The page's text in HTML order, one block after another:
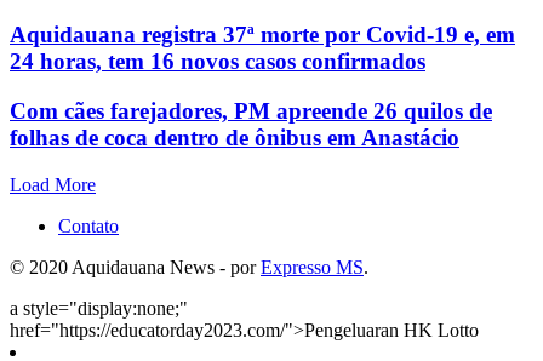
Aquidauana registra 37ª morte por Covid-19 e, em
24 horas, tem 16 novos casos confirmados
Com cães farejadores, PM apreende 26 quilos de
folhas de coca dentro de ônibus em Anastácio
Load More
Contato
© 2020 Aquidauana News - porExpresso MS.
a style="display:none;"
href="https://educatorday2023.com/">Pengeluaran HK Lotto